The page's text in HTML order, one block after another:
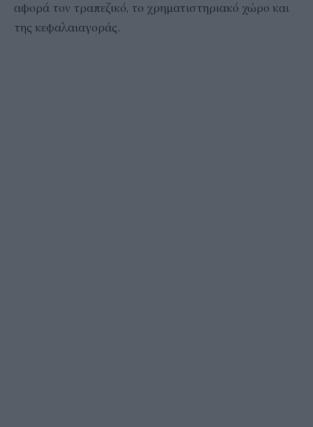
αφορά τον τραπεζικό, το χρηματιστηριακό χώρο και
της κεφαλαιαγοράς.